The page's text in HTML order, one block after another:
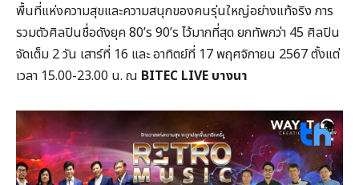
พื้นที่แห่งความสุขและความสนุกของคนรุ่นใหญ่อย่างแท้จริง การ
รวมตัวศิลปินชื่อดังยุค 80’s 90’s ไว้มากที่สุด ยกทัพกว่า 45 ศิลปิน
จัดเต็ม 2 วัน เสาร์ที่ 16 และ อาทิตย์ที่ 17 พฤศจิกายน 2567 ตั้งแต่
เวลา 15.00-23.00 น. ณ BITEC LIVE บางนา